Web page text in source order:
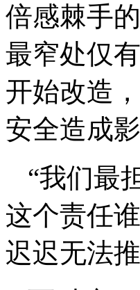
倍感棘手
最窄处仅
开始改造
安全造成影
“我们最
这个责任
迟迟无法